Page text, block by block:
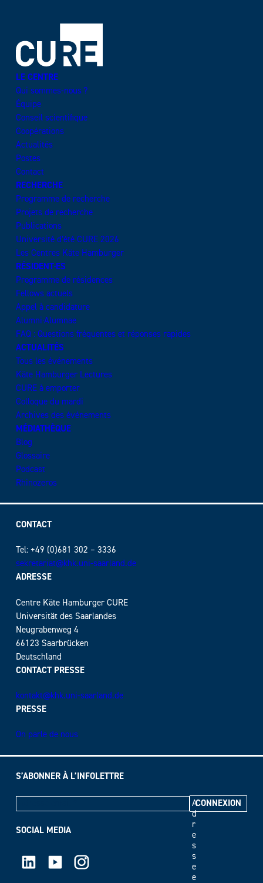
LE CENTRE
Qui sommes-nous ?
Équipe
Conseil scientifique
Coopérations
Actualités
Postes
Contact
RECHERCHE
Programme de recherche
Projets de recherche
Publications
Université d’été CURE 2026
Les Centres Käte Hamburger
RÉSIDENT·ES
Programme de résidences
Fellows actuels
Appel à candidature
Alumni·Alumnae
FAQ : Questions fréquentes et réponses rapides
ACTUALITÉS
Tous les événements
Käte Hamburger Lectures
CURE à emporter
Colloque du mardi
Archives des événements
MÉDIATHÈQUE
Blog
Glossaire
Podcast
Rhinozeros
CONTACT
Tel: +49 (0)681 302 – 3336
sekretariat@khk.uni-saarland.de
ADRESSE
Centre Käte Hamburger CURE
Universität des Saarlandes
Neugrabenweg 4
66123 Saarbrücken
Deutschland
CONTACT PRESSE
kontakt@khk.uni-saarland.de
PRESSE
On parle de nous
S’ABONNER À L’INFOLETTRE
A
d
r
e
s
s
e
e
SOCIAL MEDIA
LinkedIn Youtube Instagram